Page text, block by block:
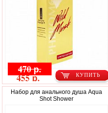
КУПИТЬ
470 р.
455 р.
Набор для анального душа Aqua
Shot Shower